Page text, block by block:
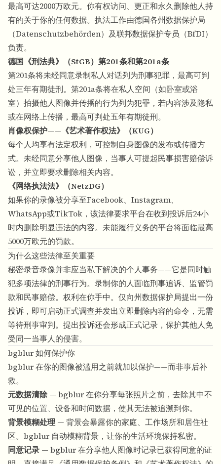
最高可达2000万欧元。你有权访问、更正和永久删除他人持
有的关于你的任何数据。执法工作由德国各州数据保护局
（Datenschutzbehörden）及联邦数据保护专员（BfDI）
负责。
德国《刑法典》（StGB）第201条和第201a条
第201条将未经同意录制私人对话列为刑事犯罪，最高可判
处三年有期徒刑。第201a条将在私人空间（如卧室或浴
室）拍摄他人图像并传播的行为列为犯罪，若内容涉及隐私
或在网络上传播，最高可判处五年有期徒刑。
肖像权保护——《艺术著作权法》（KUG）
每个人均享有法定权利，可控制自身图像的发布或传播方
式。未经同意分享他人图像，当事人可提起民事损害赔偿诉
讼，并立即要求删除相关内容。
《网络执法法》（NetzDG）
如果你的录像被分享至Facebook、Instagram、
WhatsApp或TikTok，该法律要求平台在收到投诉后24小
时内删除明显违法的内容。未能履行义务的平台将面临最高
5000万欧元的罚款。
为什么这些法律至关重要
秘密录音录像并非应当私下解决的个人事务——它是同时触
犯多项法律的刑事行为。录制你的人面临刑事追诉、监管罚
款和民事赔偿。权利在你手中。仅向州数据保护局提出一份
投诉，即可启动正式调查并发出立即删除内容的命令，无需
等待刑事审判。提出投诉还会形成正式记录，保护其他人免
受同一当事人的侵害。
bgblur 如何保护你
bgblur 在你的图像被滥用之前就加以保护——而非事后补
救。
元数据清除 — bgblur 在你分享每张照片之前，去除其中不
可见的位置、设备和时间数据，使其无法被追溯到你。
背景模糊处理 — 背景会暴露你的家庭、工作场所和居住社
区。bgblur 自动模糊背景，让你的生活环境保持私密。
同意记录 — bgblur 在分享他人图像时记录已获得同意的证